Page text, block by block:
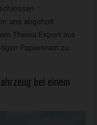
uns abgeholt
Thema Export aus
Papierkram zu
bei einem